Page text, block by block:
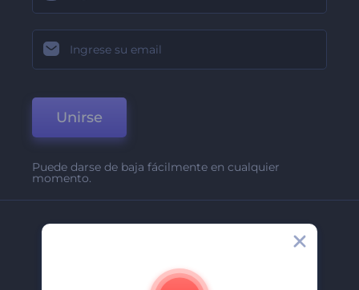
Unirse
Puede darse de baja fácilmente en cualquier
momento.